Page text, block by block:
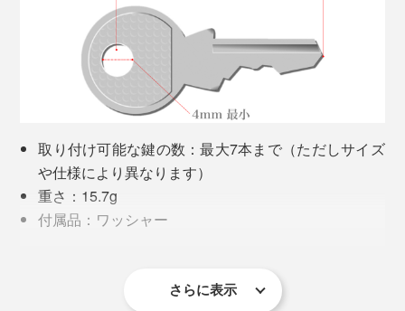
外回り時の身だしなみチェッカーとして便利です。
すると、レックスは、鍵がポケットやバッグの中でスマ
ホを傷つけることから、音だけでなく、形・素材へのア
イデアを提案。
取り付け可能な鍵の数：最大7本まで（ただしサイズ
や仕様により異なります）
重さ：15.7g
付属品：ワッシャー
※鍵の穴が小さすぎるときの対処法：
さらに表示